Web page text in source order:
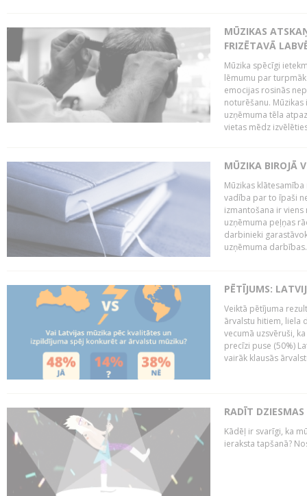
MŪZIKAS
FRIZĒTAVĀ
Mūzika spēcīgi
lēmumu par
emocijas rosinās
noturēšanu.
uzņēmuma tēla
vietas mēdz
MŪZIKA BIROJĀ
Mūzikas
vadība par to īpaši
izmantošana ir
uzņēmuma peļņas
darbinieki
uzņēmuma
PĒTĪJUMS:
Veiktā pētījuma
ārvalstu hitiem, liela
vecumā uzsvēruši,
precīzi puse (50%)
vairāk klausās
RADĪT
Kādēļ ir svarīgi, ka
ieraksta tapšanā?